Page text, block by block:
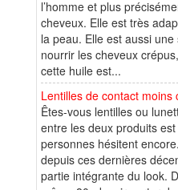
l’homme et plus
cheveux. Elle est très
la peau. Elle est aussi
nourrir les cheveux
cette huile est...
Lentilles de contact moins
Êtes-vous lentilles ou
entre les deux produits
personnes hésitent
depuis ces dernières
partie intégrante du look.